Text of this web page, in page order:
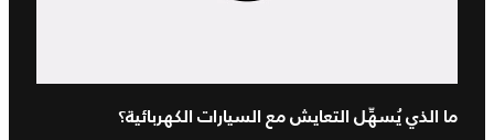
ما الذي يُسهِّل التعايش مع السيارات الكهربائية؟